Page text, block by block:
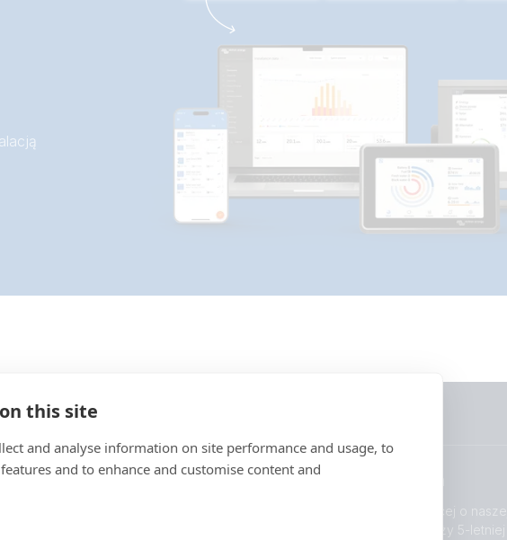
this site
and analyse information on site performance and usage, to
and to enhance and customise content and
Dowiedz się więcej o naszej
wiodącej w branży 5-letniej